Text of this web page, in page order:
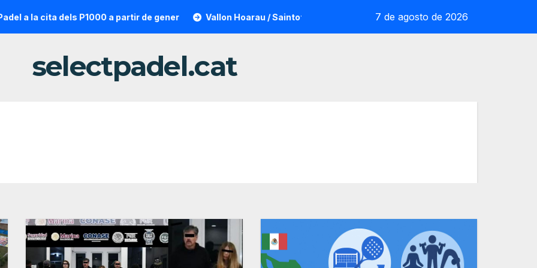
a la cita dels P1000 a partir de gener Vallon Hoarau / Saintot: la sorpresa reoliana que desafia la cap de sèrie 1
7 de agosto de 2026
selectpadel.cat